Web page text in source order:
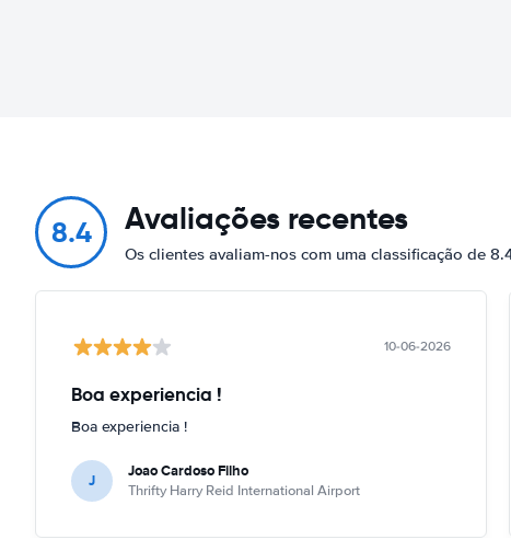
8.4 Avaliações recentes
Os clientes avaliam-nos com uma classificação de
10-06-2026
Boa experiencia !
Boa experiencia !
J Joao Cardoso Filho
Thrifty Harry Reid International Airport